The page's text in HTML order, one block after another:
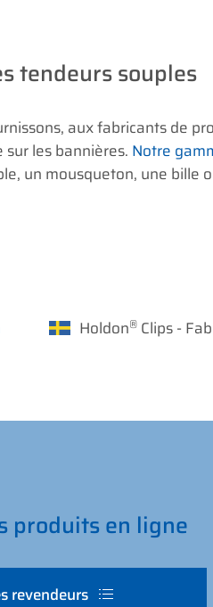
tendeurs souples
aux fabricants de
les bannières. Notre
un mousqueton, une bille
Holdon® Clips -
produits en ligne
revendeurs